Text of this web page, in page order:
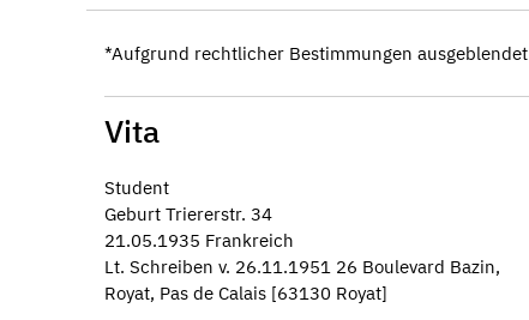
*Aufgrund rechtlicher Bestimmungen ausgeblendet
Vita
Student
Geburt Triererstr. 34
21.05.1935 Frankreich
Lt. Schreiben v. 26.11.1951 26 Boulevard Bazin,
Royat, Pas de Calais [63130 Royat]